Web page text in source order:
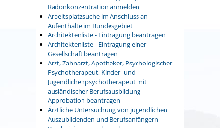
Radonkonzentration anmelden
Arbeitsplatzsuche im Anschluss an
Aufenthalte im Bundesgebiet
Architektenliste - Eintragung beantragen
Architektenliste - Eintragung einer
Gesellschaft beantragen
Arzt, Zahnarzt, Apotheker, Psychologischer
Psychotherapeut, Kinder- und
Jugendlichenpsychotherapeut mit
ausländischer Berufsausbildung –
Approbation beantragen
Ärztliche Untersuchung von jugendlichen
Auszubildenden und Berufsanfängern -